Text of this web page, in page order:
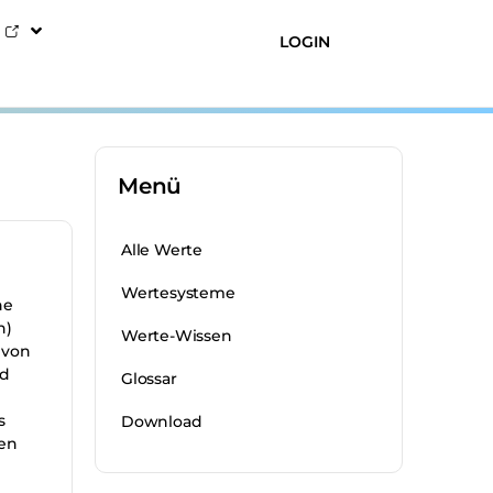
LOGIN
Menü
Alle Werte
Wertesysteme
Werte-Wissen
Glossar
Download